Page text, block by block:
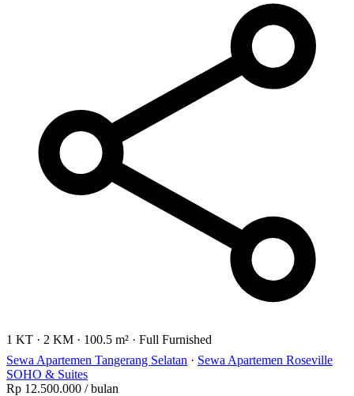
1 KT · 2 KM · 100.5 m² · Full Furnished
Sewa Apartemen Tangerang Selatan · Sewa Apartemen Roseville
SOHO & Suites
Rp 12.500.000 / bulan